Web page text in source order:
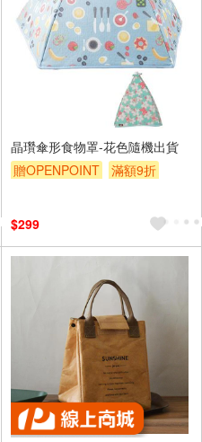
晶瓚傘形食物罩-花色隨機出貨
贈OPENPOINT
滿額9折
$299